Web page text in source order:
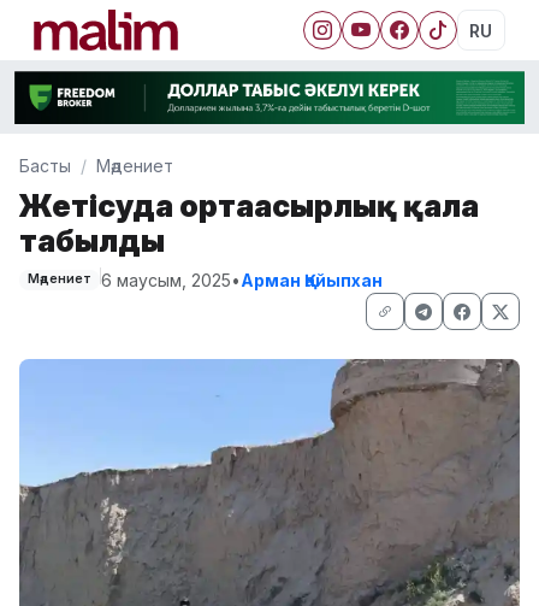
RU
Басты Мәдениет
Жетісуда ортағасырлық қала
табылды
Мәдениет 6 маусым, 2025•Арман Қайыпхан